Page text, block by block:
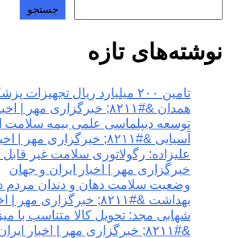
جستجو
نوشته‌های تازه
تامین ۲۰۰ میلیارد ریال
همدان &#۸۲۱۱; خبرگزاری مهر | اخبار ایران و جهان
توسعه دیپلماسی علمی بیمه سلامت
آسیایی &#۸۲۱۱; خبرگزاری مهر | اخبار ایران و جهان
خبرگزاری مهر | اخبار ایران و جهان
وضعیت سلامت دهان و دندان مردم
بهداشت &#۸۲۱۱; خبرگزاری مهر | اخبار ایران و جهان
شهابی مجد: تحویل کالا متناسب با
&#۸۲۱۱; خبرگزاری مهر | اخبار ایران و جهان